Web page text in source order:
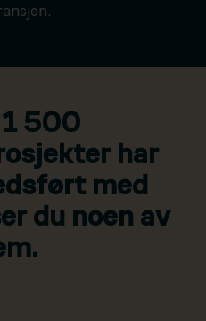
500
har
med
du noen av